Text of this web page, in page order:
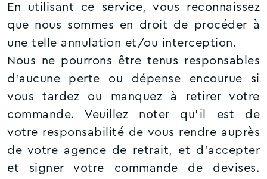
En utilisant ce service, vous reconnaissez
que nous sommes en droit de procéder à
une telle annulation et/ou interception.
Nous ne pourrons être tenus responsables
d’aucune perte ou dépense encourue si
vous tardez ou manquez à retirer votre
commande. Veuillez noter qu'il est de
votre responsabilité de vous rendre auprès
de votre agence de retrait, et d’accepter
et signer votre commande de devises.